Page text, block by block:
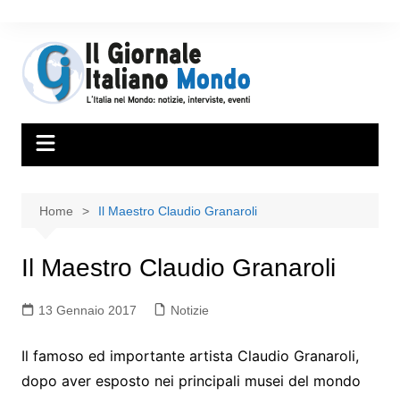
Home Il Maestro Claudio Granaroli
Il Maestro Claudio Granaroli
13 Gennaio 2017 Notizie
Il famoso ed importante artista Claudio Granaroli,
dopo aver esposto nei principali musei del mondo